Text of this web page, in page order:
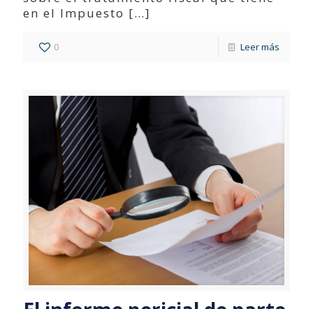
en el Impuesto […]
0 Leer más